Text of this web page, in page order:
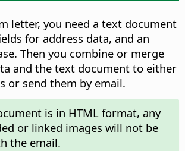
letter, you need a text document
for address data, and an
Then you combine or merge
and the text document to either
or send them by email.
is in HTML format, any
or linked images will not be
the email.